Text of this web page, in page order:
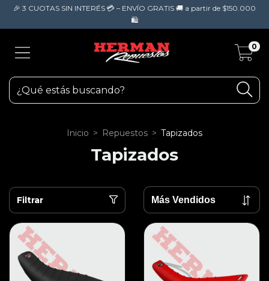
🎉 3 CUOTAS SIN INTERÉS 💳 – ENVÍO GRATIS 🚚 a partir de $150.000
🛍️
0
Inicio > Repuestos > Tapizados
Tapizados
Filtrar